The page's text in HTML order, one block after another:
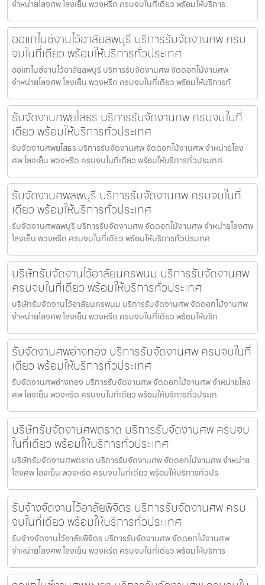
จำหน่ายโลงศพ โลงเย็น พวงหรีด ครบจบในที่เดียว พร้อมให้บริการ
ออแกไนซ์งานไว้อาลัยลพบุรี บริการรับจัดงานศพ ครบ
จบในที่เดียว พร้อมให้บริการทั่วประเทศ
ออแกไนซ์งานไว้อาลัยลพบุรี บริการรับจัดงานศพ จัดดอกไม้งานศพ
จำหน่ายโลงศพ โลงเย็น พวงหรีด ครบจบในที่เดียว พร้อมให้บริการทั
รับจัดงานศพยโสธร บริการรับจัดงานศพ ครบจบในที่
เดียว พร้อมให้บริการทั่วประเทศ
รับจัดงานศพยโสธร บริการรับจัดงานศพ จัดดอกไม้งานศพ จำหน่ายโลง
ศพ โลงเย็น พวงหรีด ครบจบในที่เดียว พร้อมให้บริการทั่วประเทศ
รับจัดงานศพลพบุรี บริการรับจัดงานศพ ครบจบในที่
เดียว พร้อมให้บริการทั่วประเทศ
รับจัดงานศพลพบุรี บริการรับจัดงานศพ จัดดอกไม้งานศพ จำหน่ายโลงศพ
โลงเย็น พวงหรีด ครบจบในที่เดียว พร้อมให้บริการทั่วประเทศ
บริษัทรับจัดงานไว้อาลัยนครพนม บริการรับจัดงานศพ
ครบจบในที่เดียว พร้อมให้บริการทั่วประเทศ
บริษัทรับจัดงานไว้อาลัยนครพนม บริการรับจัดงานศพ จัดดอกไม้งานศพ
จำหน่ายโลงศพ โลงเย็น พวงหรีด ครบจบในที่เดียว พร้อมให้บริก
รับจัดงานศพอ่างทอง บริการรับจัดงานศพ ครบจบในที่
เดียว พร้อมให้บริการทั่วประเทศ
รับจัดงานศพอ่างทอง บริการรับจัดงานศพ จัดดอกไม้งานศพ จำหน่ายโลง
ศพ โลงเย็น พวงหรีด ครบจบในที่เดียว พร้อมให้บริการทั่วประเท
บริษัทรับจัดงานศพตราด บริการรับจัดงานศพ ครบจบ
ในที่เดียว พร้อมให้บริการทั่วประเทศ
บริษัทรับจัดงานศพตราด บริการรับจัดงานศพ จัดดอกไม้งานศพ จำหน่าย
โลงศพ โลงเย็น พวงหรีด ครบจบในที่เดียว พร้อมให้บริการทั่วปร
รับจ้างจัดงานไว้อาลัยพิจิตร บริการรับจัดงานศพ ครบ
จบในที่เดียว พร้อมให้บริการทั่วประเทศ
รับจ้างจัดงานไว้อาลัยพิจิตร บริการรับจัดงานศพ จัดดอกไม้งานศพ
จำหน่ายโลงศพ โลงเย็น พวงหรีด ครบจบในที่เดียว พร้อมให้บริการ